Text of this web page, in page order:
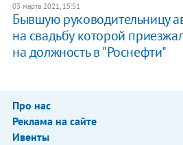
03 марта 2021, 15:51
Бывшую руководительницу
на свадьбу которой
на должность в "Роснефти"
Про нас
Реклама на сайте
Ивенты